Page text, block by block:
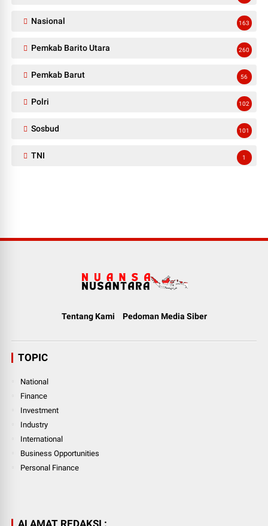
Nasional 163
Pemkab Barito Utara 260
Pemkab Barut 56
Polri 102
Sosbud 101
TNI 1
Tentang Kami Pedoman Media Siber
TOPIC
National
Finance
Investment
Industry
International
Business Opportunities
Personal Finance
ALAMAT REDAKSI :